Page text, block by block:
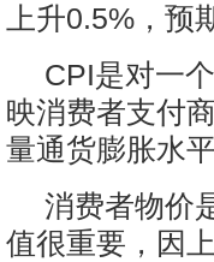
上升0.5%，
CPI是对一
映消费者支付
量通货膨胀水
消费者物价
值很重要，因